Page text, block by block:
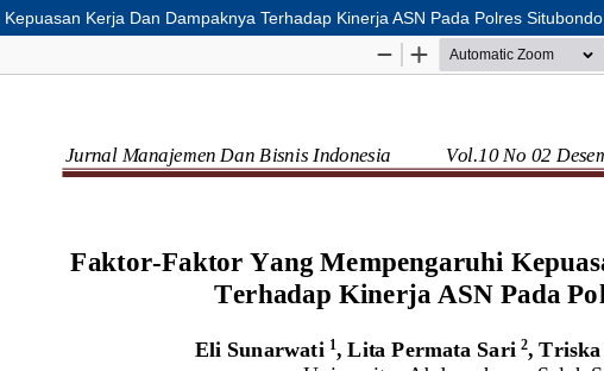
Kerja Dan Dampaknya Terhadap Kinerja ASN Pada Polres Situbondo